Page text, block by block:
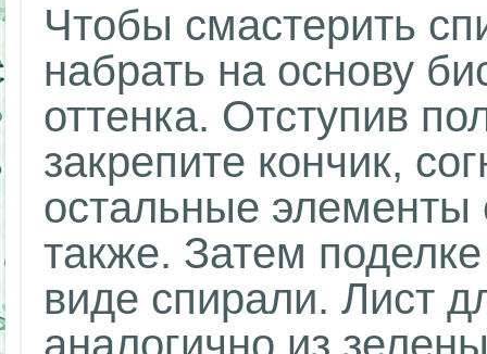
Чтобы смастерить
набрать на основу
оттенка. Отступив
закрепите кончик,
остальные элементы
также. Затем
виде спирали. Лист
аналогично из